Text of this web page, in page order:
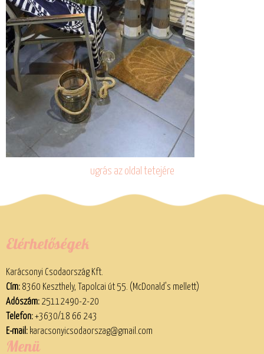
ugrás az oldal tetejére
Elérhetőségek
Karácsonyi Csodaország Kft.
Cím:8360 Keszthely, Tapolcai út 55. (McDonald’s mellett)
Adószám:25112490-2-20
Telefon:+3630/18 66 243
E-mail: karacsonyicsodaorszag@gmail.com
Menü